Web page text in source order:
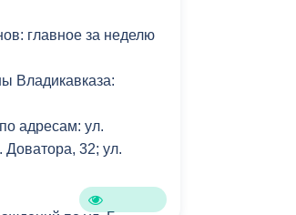
главное за неделю
Владикавказа:
адресам: ул.
32; ул.